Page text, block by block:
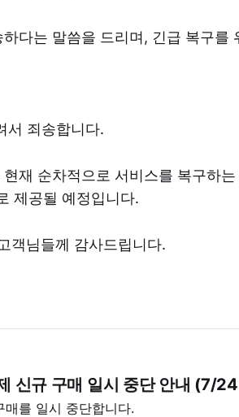
다는 말씀을 드리며, 긴급 복구를
서 죄송합니다.
재 순차적으로 서비스를 복구하
제공될 예정입니다.
객님들께 감사드립니다.
신규 구매 일시 중단 안내 (7/
를 일시 중단합니다.